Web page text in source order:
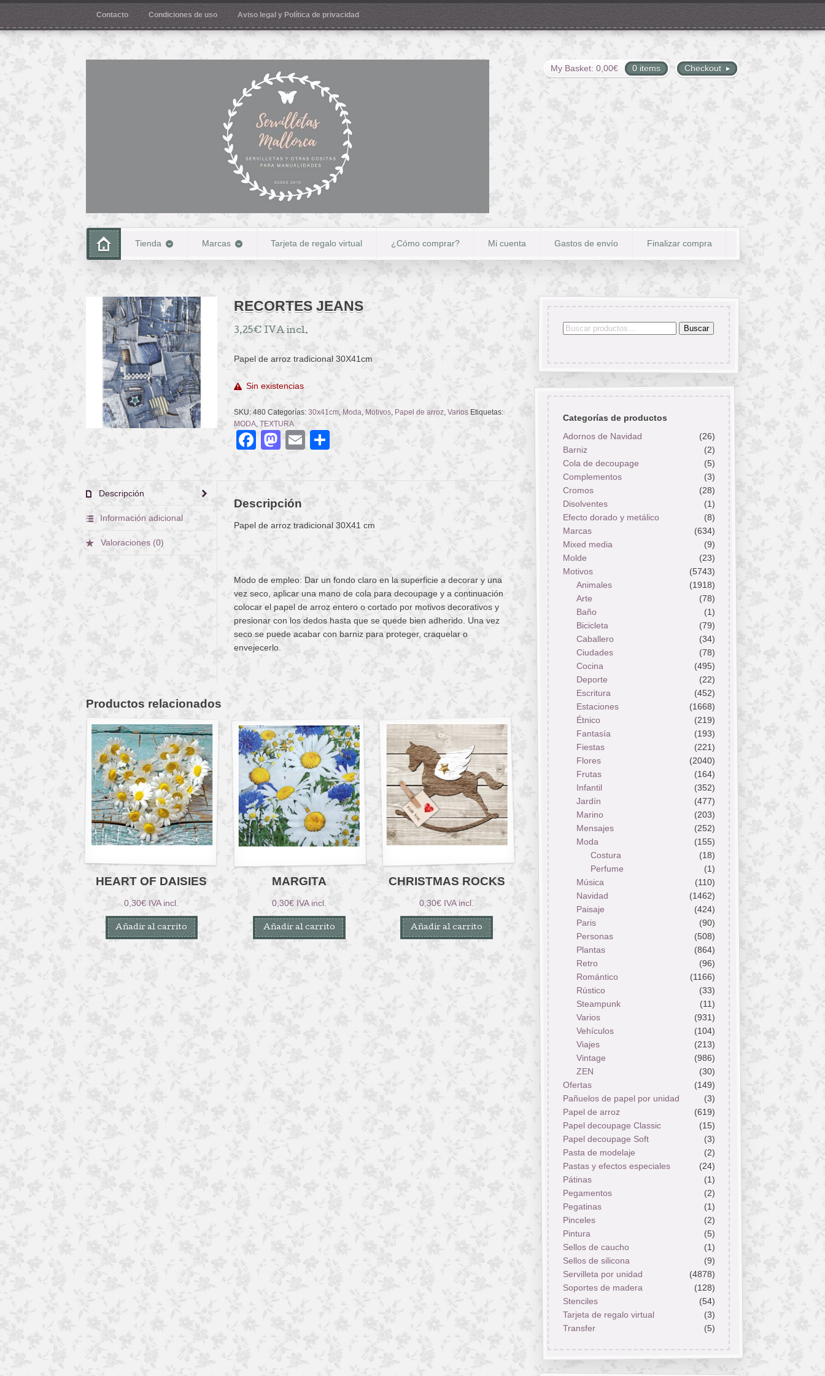
Contacto Condiciones de uso Aviso legal y Política de privacidad
Checkout
My Basket: 0,00€ 0 items
Tienda Marcas Tarjeta de regalo virtual ¿Cómo comprar? Mi cuenta Gastos de envío Finalizar compra
RECORTES JEANS
3,25€ IVA incl.
Papel de arroz tradicional 30X41cm
Sin existencias
SKU: 480 Categorías: 30x41cm, Moda Motivos, Papel de arroz, Varios Etiquetas:
MODA, TEXTURA
Facebook
Mastodon
Email
Descripción
Información adicional
Valoraciones (0)
Descripción
Papel de arroz tradicional 30X41 cm
Modo de empleo: Dar un fondo claro en la superficie a decorar y una
vez seco, aplicar una mano de cola para decoupage y a continuación
colocar el papel de arroz entero o cortado por motivos decorativos y
presionar con los dedos hasta que se quede bien adherido. Una vez
seco se puede acabar con barniz para proteger, craquelar o
envejecerlo.
Productos relacionados
HEART OF DAISIES
0,30€ IVA incl.
Añadir al carrito
MARGITA
0,30€ IVA incl.
Añadir al carrito
CHRISTMAS ROCKS
0,30€ IVA incl.
Añadir al carrito
Buscar
Buscar
Categorías de productos
Adornos de Navidad
(26)
Barniz
(2)
Cola de decoupage
(5)
Complementos
(3)
Cromos
(28)
Disolventes
(1)
Efecto dorado y metálico
(8)
Marcas
(634)
Mixed media
(9)
Molde
(23)
Motivos
(5743)
Animales
(1918)
Arte
(78)
Baño
(1)
Bicicleta
(79)
Caballero
(34)
Ciudades
(78)
Cocina
(495)
Deporte
(22)
Escritura
(452)
Estaciones
(1668)
Étnico
(219)
Fantasía
(193)
Fiestas
(221)
Flores
(2040)
Frutas
(164)
Infantil
(352)
Jardín
(477)
Marino
(203)
Mensajes
(252)
Moda
(155)
Costura
(18)
Perfume
(1)
Música
(110)
Navidad
(1462)
Paisaje
(424)
Paris
(90)
Personas
(508)
Plantas
(864)
Retro
(96)
Romántico
(1166)
Rústico
(33)
Steampunk
(11)
Varios
(931)
Vehículos
(104)
Viajes
(213)
Vintage
(986)
ZEN
(30)
Ofertas
(149)
Pañuelos de papel por unidad
(3)
Papel de arroz
(619)
Papel decoupage Classic
(15)
Papel decoupage Soft
(3)
Pasta de modelaje
(2)
Pastas y efectos especiales
(24)
Pátinas
(1)
Pegamentos
(2)
Pegatinas
(1)
Pinceles
(2)
Pintura
(5)
Sellos de caucho
(1)
Sellos de silicona
(9)
Servilleta por unidad
(4878)
Soportes de madera
(128)
Stenciles
(54)
Tarjeta de regalo virtual
(3)
Transfer
(5)